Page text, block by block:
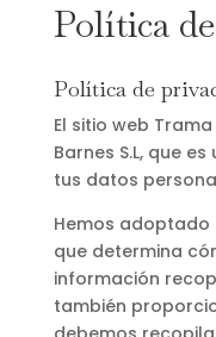
Política
Política de
El sitio web
Barnes S.L, que
tus datos
Hemos
que determina
información
también